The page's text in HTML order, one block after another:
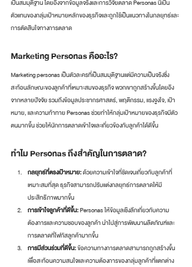
เป็นสมมุติฐาน โดยอิงจากข้อมูลจริงและการวิจัยตลาด Personas นี้เป็น
ตัวแทนของกลุ่มเป้าหมายหลักของธุรกิจและถูกใช้เป็นแนวทางในกลยุทธ์และ
การตัดสินใจทางการตลาด
Marketing Personas คืออะไร?
Marketing personas เป็นตัวละครที่เป็นสมมุติฐานแต่มีความเป็นจริงซึ่ง
สะท้อนลักษณะของลูกค้าที่เหมาะสมของธุรกิจ พวกเขาถูกสร้างขึ้นโดยอิง
จากหลายปัจจัย รวมถึงข้อมูลประชากรศาสตร์, พฤติกรรม, แรงจูงใจ, เป้า
หมาย, และความท้าทาย Personas ช่วยทำให้กลุ่มเป้าหมายของธุรกิจมีตัว
ตนมากขึ้น ช่วยให้นักการตลาดเข้าใจและเกี่ยวข้องกับลูกค้าได้ดีขึ้น
ทำไม Personas ถึงสำคัญในการตลาด?
กลยุทธ์ที่ตรงเป้าหมาย: ด้วยความเข้าใจที่ชัดเจนเกี่ยวกับลูกค้าที่
เหมาะสมที่สุด ธุรกิจสามารถปรับแต่งกลยุทธ์การตลาดให้มี
ประสิทธิภาพมากขึ้น
การเข้าใจลูกค้าที่ดีขึ้น: Personas ให้ข้อมูลเชิงลึกเกี่ยวกับความ
ต้องการและความชอบของลูกค้า นำไปสู่การพัฒนาผลิตภัณฑ์และ
การตลาดที่โฟกัสลูกค้ามากขึ้น
การมีส่วนร่วมที่ดีขึ้น: ข้อความทางการตลาดสามารถถูกสร้างขึ้น
เพื่อสะท้อนความสนใจและความต้องการของกลุ่มลูกค้าที่แตกต่าง